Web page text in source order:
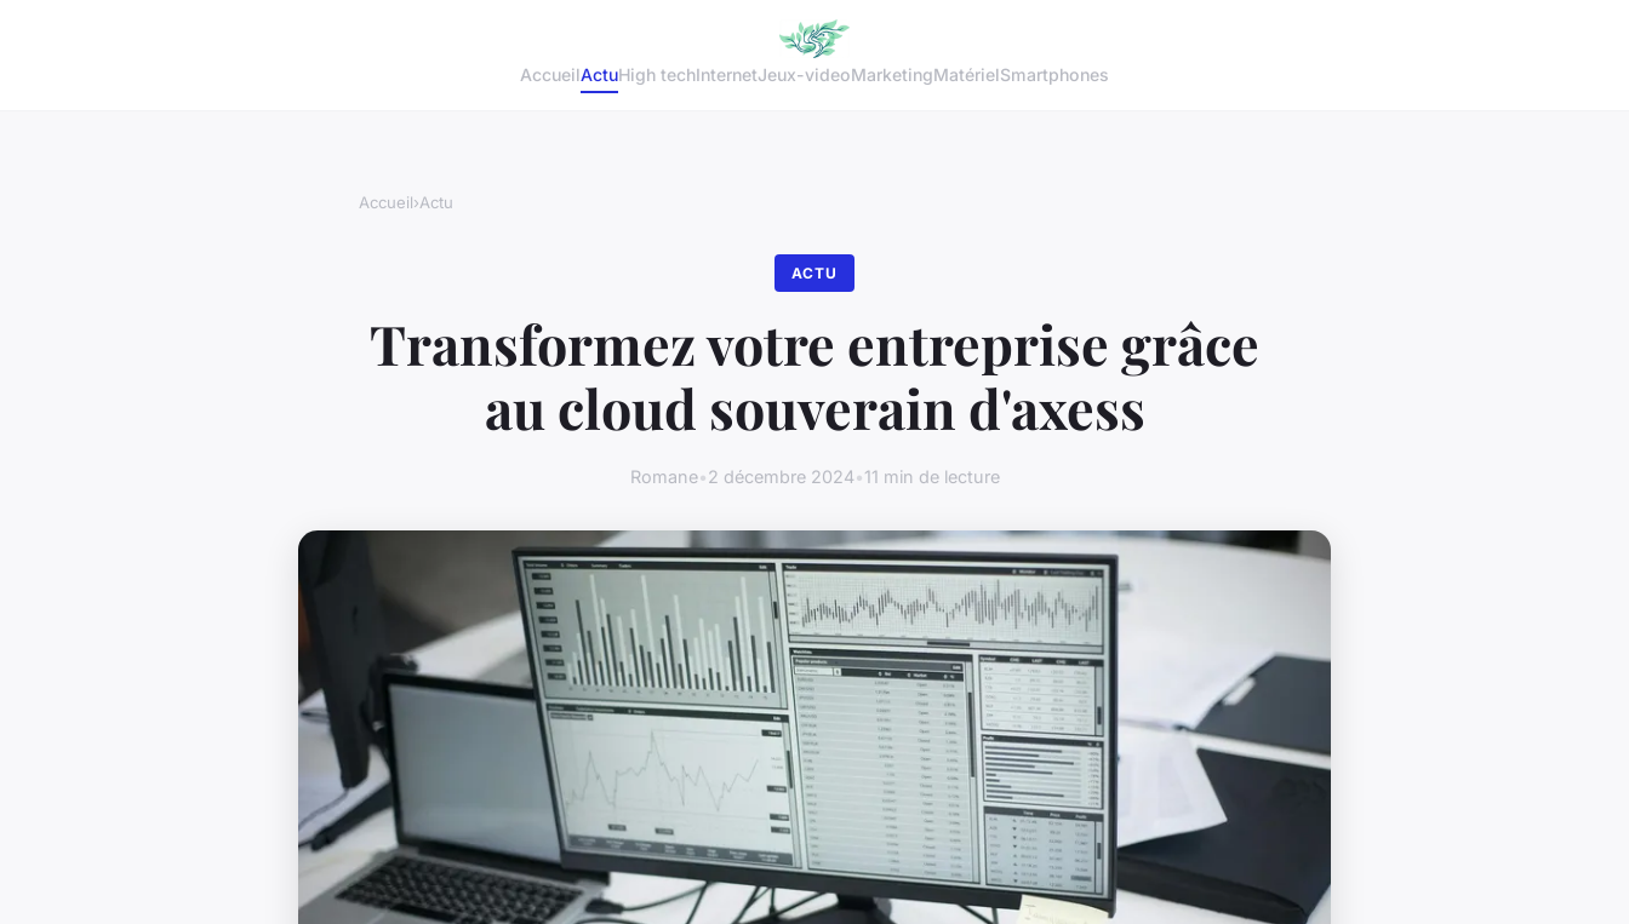
AccueilActuHigh techInternetJeux-videoMarketingMatérielSmartphones
Accueil›Actu
ACTU
Transformez votre entreprise grâce
au cloud souverain d'axess
Romane•2 décembre 2024•11 min de lecture